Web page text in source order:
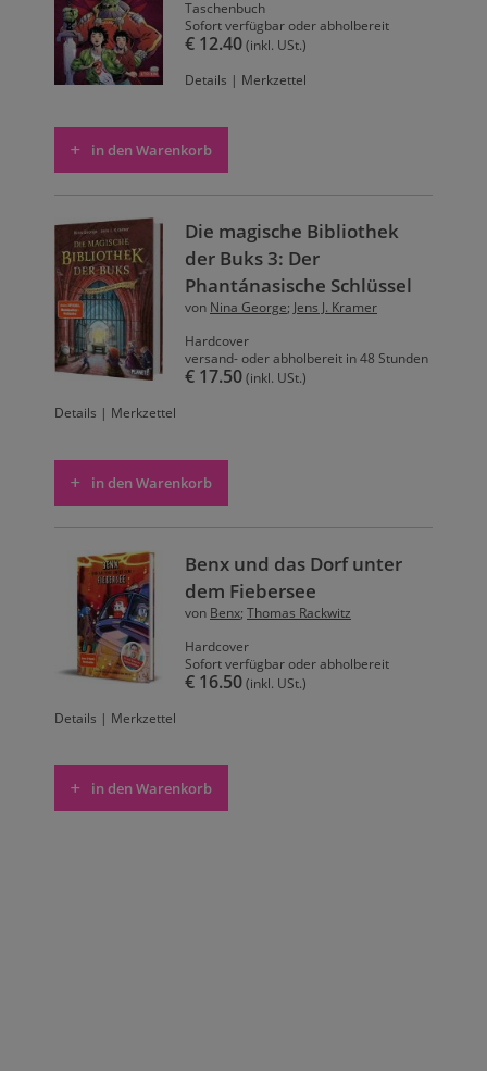
Taschenbuch
Sofort verfügbar oder abholbereit
€ 12.40 (inkl. USt.)
Details | Merkzettel
in den Warenkorb
Die magische Bibliothek
der Buks 3: Der
Phantánasische Schlüssel
von Nina George; Jens J. Kramer
Hardcover
versand- oder abholbereit in 48 Stunden
€ 17.50 (inkl. USt.)
Details | Merkzettel
in den Warenkorb
Benx und das Dorf unter
dem Fiebersee
von Benx; Thomas Rackwitz
Hardcover
Sofort verfügbar oder abholbereit
€ 16.50 (inkl. USt.)
Details | Merkzettel
in den Warenkorb